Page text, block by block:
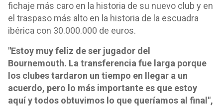
fichaje más caro en la historia de su nuevo club y en
el traspaso más alto en la historia de la escuadra
ibérica con 30.000.000 de euros.
"Estoy muy feliz de ser jugador del
Bournemouth. La transferencia fue larga porque
los clubes tardaron un tiempo en llegar a un
acuerdo, pero lo más importante es que estoy
aquí y todos obtuvimos lo que queríamos al final",